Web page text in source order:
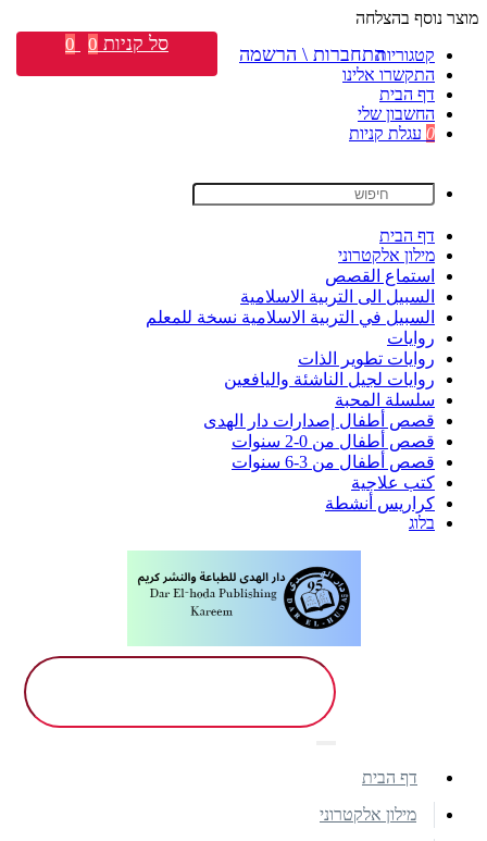
מוצר נוסף בהצלחה
קטגוריות
התקשרו אלינו
דף הבית
החשבון שלי
0 עגלת קניות
דף הבית
מילון אלקטרוני
استماع القصص
السبيل الى التربية الاسلامية
السبيل في التربية الاسلامية نسخة للمعلم
روايات
روايات تطوير الذات
روايات لجيل الناشئة واليافعين
سلسلة المحبة
قصص أطفال إصدارات دار الهدى
قصص أطفال من 0-2 سنوات
قصص أطفال من 3-6 سنوات
كتب علاجية
كراريس أنشطة
בלוג
התחברות \ הרשמה סל קניות 0
0
דף הבית
מילון אלקטרוני